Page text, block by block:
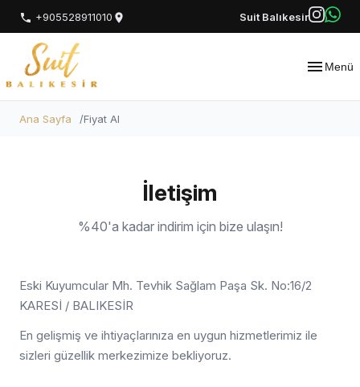
+905528911010 Suit Balıkesir
Menü
Ana Sayfa Fiyat Al
İletişim
%40'a kadar indirim için bize ulaşın!
Eski Kuyumcular Mh. Tevhik Sağlam Paşa Sk. No:16/2
KARESİ / BALIKESİR
En gelişmiş ve ihtiyaçlarınıza en uygun hizmetlerimiz ile
sizleri güzellik merkezimize bekliyoruz.